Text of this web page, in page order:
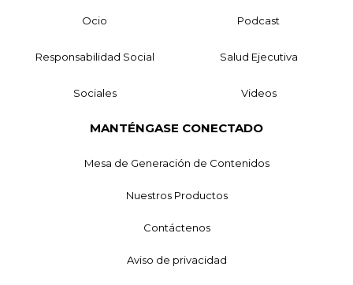
Ocio Podcast
Responsabilidad Social Salud Ejecutiva
Sociales Videos
MANTÉNGASE CONECTADO
Mesa de Generación de Contenidos
Nuestros Productos
Contáctenos
Aviso de privacidad